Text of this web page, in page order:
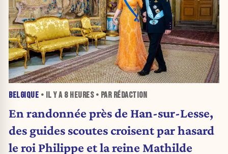
BELGIQUE • IL Y A 8 HEURES• PAR RÉDACTION
En randonnée près de Han-sur-Lesse,
des guides scoutes croisent par hasard
le roi Philippe et la reine Mathilde